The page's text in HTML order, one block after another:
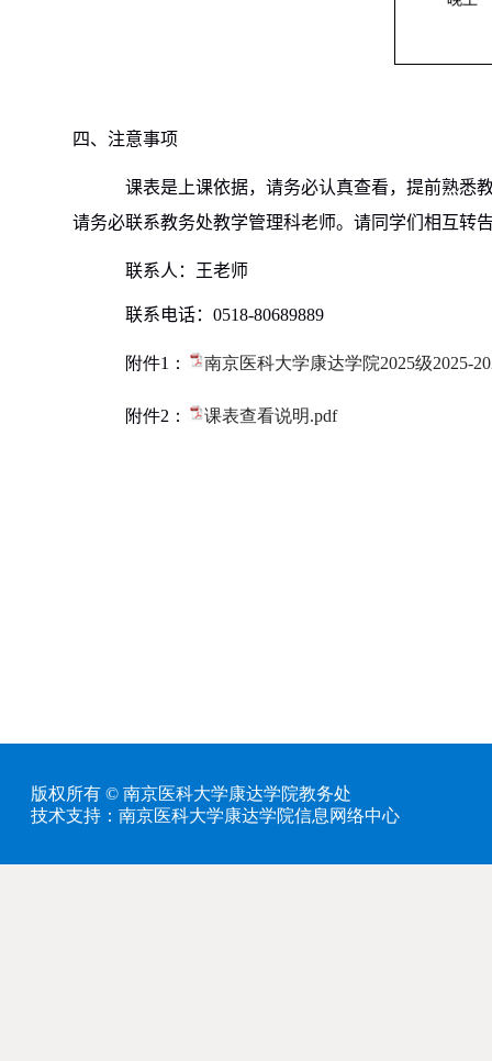
四、注意事项
课表是上课依据，请务必认真查看，提前熟悉
请务必联系教务处教学管理科老师。请同学们相互转
联系人：王老师
联系电话： 0518-80689889
附件1： 南京医科大学康达学院2025级2025-
附件2： 课表查看说明.pdf
版权所有 © 南京医科大学康达学院教务处
技术支持：南京医科大学康达学院信息网络中心